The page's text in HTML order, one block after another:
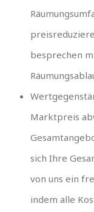
besprechen
Marktpreis
sich Ihre
von uns ein
indem alle